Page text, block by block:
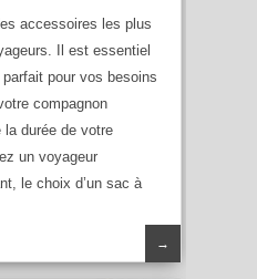
accessoires les plus
Il est essentiel
pour vos besoins
compagnon
durée de votre
un voyageur
le choix d’un sac à
→